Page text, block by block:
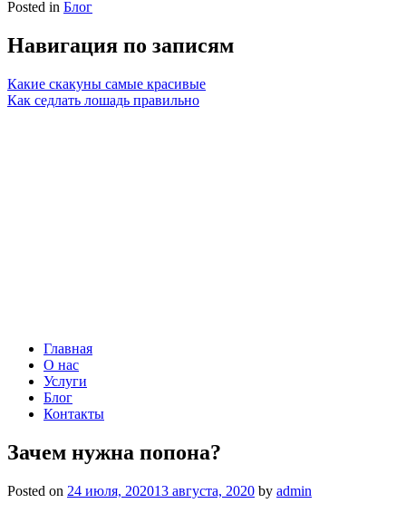
Posted in Блог
Навигация по записям
Какие скакуны самые красивые
Как седлать лошадь правильно
Главная
О нас
Услуги
Блог
Контакты
Зачем нужна попона?
Posted on 24 июля, 202013 августа, 2020 by admin